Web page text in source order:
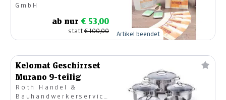
GmbH
ab nur € 53,00
statt€ 100,00 Artikel beendet
Kelomat Geschirrset
Murano 9-teilig
Roth Handel &
Bauhandwerkerservice